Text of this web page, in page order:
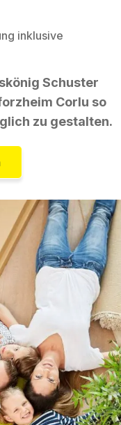
inklusive
Schuster
Corlu so
zu gestalten.